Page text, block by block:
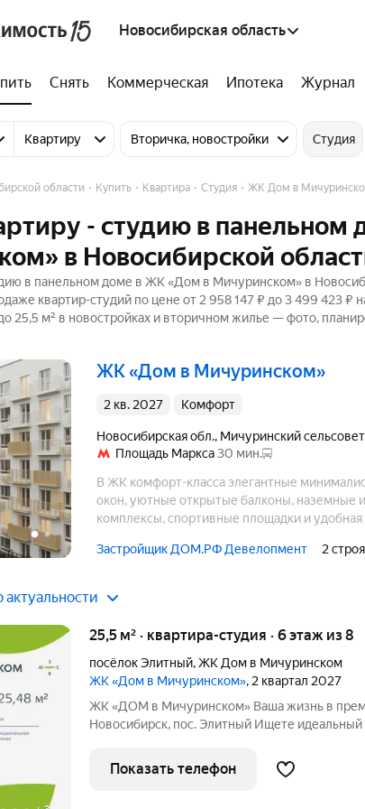
Новосибирская область
Снять Коммерческая Ипотека Журнал
Квартиру Вторичка, новостройки Студия
области Купить Квартира Студия ЖК Дом в
- студию в
в Новосибирской
в панельном доме в ЖК «Дом в Мичуринском» в
квартир-студий по цене от 2 958 147 ₽ до 3 499 423
25,5 м² в новостройках и вторичном жилье — фото,
ЖК «Дом в Мичуринском»
2 кв. 2027 комфорт
Площадь Маркса30 мин.
Новосибирская обл., Мичуринский сельсовет
В ЖК комфорт-класса элегантные
окон, уютные открытые балконы, наземные
комплексы, спортивные площадки и удобная
Застройщик ДОМ.РФ Девелопмент 2
актуальности
25,5 м² · квартира-студия · 6 этаж из 8
посёлок Элитный,ЖК Дом в Мичуринском
ЖК «Дом в Мичуринском», 2 квартал 2027
ЖК «ДОМ в Мичуринском» Ваша жизнь в премиальном формате
Новосибирск, пос. Элитный Ищете идеальный дом для семьи? Наш
Элитный. Зелёная, тихая и перспективная
транспортной
Показать телефон